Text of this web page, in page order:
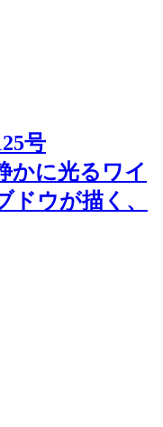
号
かに光るワイ
ドウが描く、